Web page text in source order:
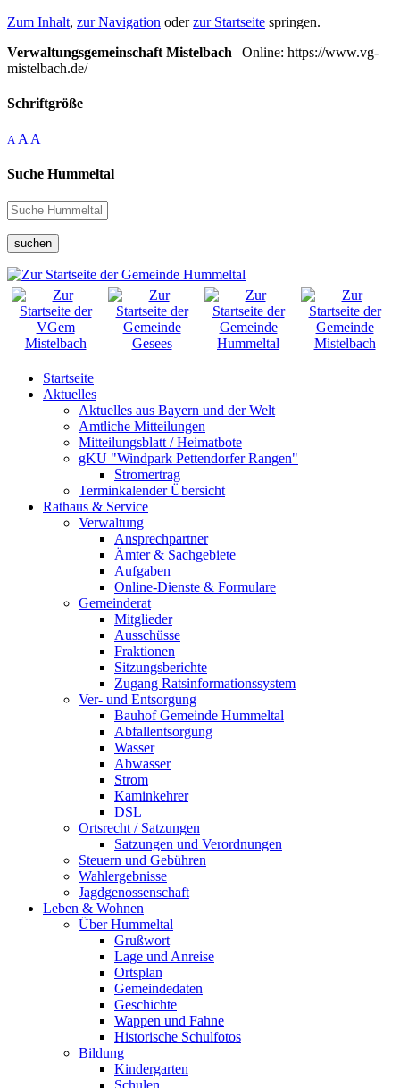
Zum Inhalt, zur Navigation oderzur Startseite springen.
Verwaltungsgemeinschaft Mistelbach | Online: https://www.vg-
mistelbach.de/
Schriftgröße
A A A
Suche Hummeltal
suchen
Startseite
Aktuelles
Aktuelles aus Bayern und der Welt
Amtliche Mitteilungen
Mitteilungsblatt / Heimatbote
gKU "Windpark Pettendorfer Rangen"
Stromertrag
Terminkalender Übersicht
Rathaus & Service
Verwaltung
Ansprechpartner
Ämter & Sachgebiete
Aufgaben
Online-Dienste & Formulare
Gemeinderat
Mitglieder
Ausschüsse
Fraktionen
Sitzungsberichte
Zugang Ratsinformationssystem
Ver- und Entsorgung
Bauhof Gemeinde Hummeltal
Abfallentsorgung
Wasser
Abwasser
Strom
Kaminkehrer
DSL
Ortsrecht / Satzungen
Satzungen und Verordnungen
Steuern und Gebühren
Wahlergebnisse
Jagdgenossenschaft
Leben & Wohnen
Über Hummeltal
Grußwort
Lage und Anreise
Ortsplan
Gemeindedaten
Geschichte
Wappen und Fahne
Historische Schulfotos
Bildung
Kindergarten
Schulen